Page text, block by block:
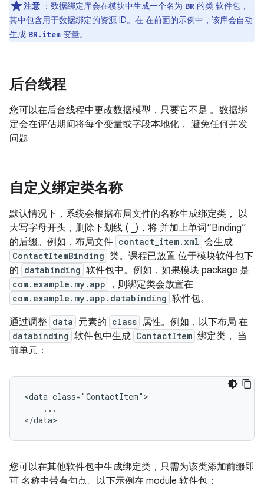
注意 ：数据绑定库会在模块中生成一个名为 BR 的类 软件包，
其中包含用于数据绑定的资源 ID。在 在前面的示例中，该库会自动
生成 BR.item 变量。
后台线程
您可以在后台线程中更改数据模型，只要它不是 。数据绑
定会在评估期间将每个变量或字段本地化， 避免任何并发
问题
自定义绑定类名称
默认情况下，系统会根据布局文件的名称生成绑定类， 以
大写字母开头，删除下划线 ( _)，将 并加上单词“Binding”
的后缀。 例如，布局文件 contact_item.xml 会生成
ContactItemBinding 类。课程已放置 位于模块软件包下
的 databinding 软件包中。例如，如果模块 package 是
com.example.my.app ，则绑定类会放置在
com.example.my.app.databinding 软件包。
通过调整 data 元素的 class 属性。例如，以下布局 在
databinding 软件包中生成 ContactItem 绑定类， 当
前单元：
<data
...
您可以在其他软件包中生成绑定类，只需为该类添加前缀即
可 名称中带有句点。以下示例在 module 软件包：